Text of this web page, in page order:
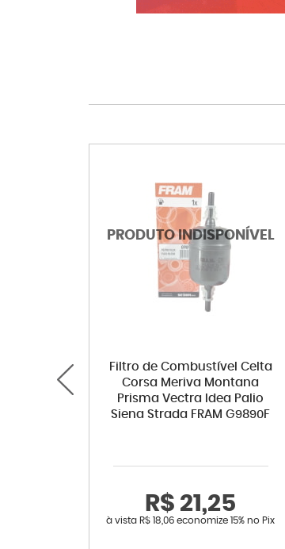
Filtro de Combustível Celta
Corsa Meriva Montana
Prisma Vectra Idea Palio
Siena Strada FRAM G9890F
R$ 21,25
à vista R$ 18,06 economize15% no Pix